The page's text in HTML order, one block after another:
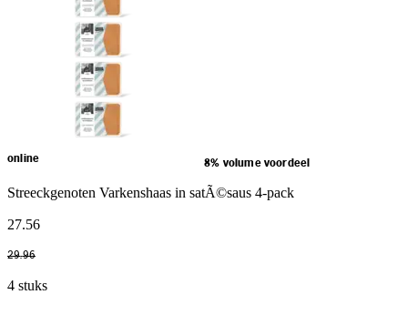
online 8% volume voordeel
Streeckgenoten Varkenshaas in satÃ©saus 4-pack
27.56
29.96
4 stuks